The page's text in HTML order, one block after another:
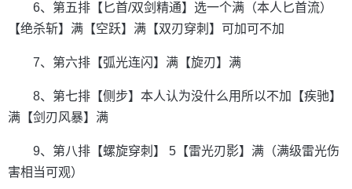
6、第五排【匕首/双剑精通】选一个满（本人匕首流）
【绝杀斩】满【空跃】满【双刃穿刺】可加可不加
7、第六排【弧光连闪】满【旋刃】满
8、第七排【侧步】本人认为没什么用所以不加【疾驰】
满【剑刃风暴】满
9、第八排【螺旋穿刺】 5【雷光刃影】满（满级雷光伤
害相当可观）